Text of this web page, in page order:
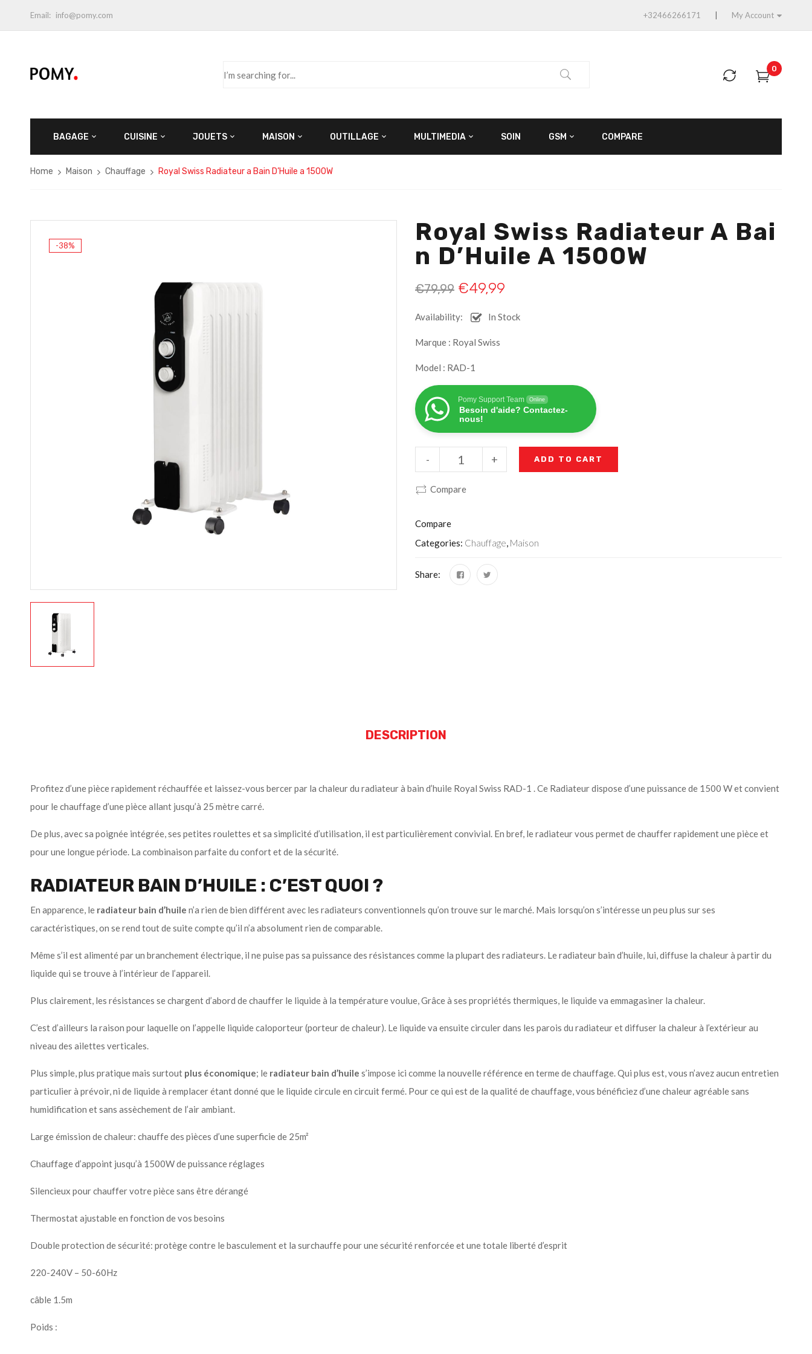
Email: info@pomy.com +32466266171 My Account
0
BAGAGE CUISINE JOUETS MAISON OUTILLAGE MULTIMEDIA SOIN GSM COMPARE
Home Maison Chauffage Royal Swiss Radiateur a Bain D’Huile a 1500W
-38%
Royal Swiss Radiateur A Bai
N D’Huile A 1500W
€79,99 €49,99
Availability: In Stock
Marque : Royal Swiss
Model : RAD-1
Pomy Support Team Online
Besoin d'aide? Contactez-
nous!
+
- ADD TO CART
Compare
Compare
Categories: Chauffage, Maison
Share:
DESCRIPTION
Profitez d’une pièce rapidement réchauffée et laissez-vous bercer par la chaleur du radiateur à bain d’huile Royal Swiss RAD-1 . Ce Radiateur dispose d’une puissance de 1500 W et convient
pour le chauffage d’une pièce allant jusqu’à 25 mètre carré.
De plus, avec sa poignée intégrée, ses petites roulettes et sa simplicité d’utilisation, il est particulièrement convivial. En bref, le radiateur vous permet de chauffer rapidement une pièce et
pour une longue période. La combinaison parfaite du confort et de la sécurité.
RADIATEUR BAIN D’HUILE : C’EST QUOI ?
En apparence, le radiateur bain d’huile n’a rien de bien différent avec les radiateurs conventionnels qu’on trouve sur le marché. Mais lorsqu’on s’intéresse un peu plus sur ses
caractéristiques, on se rend tout de suite compte qu’il n’a absolument rien de comparable.
Même s’il est alimenté par un branchement électrique, il ne puise pas sa puissance des résistances comme la plupart des radiateurs. Le radiateur bain d’huile, lui, diffuse la chaleur à partir du
liquide qui se trouve à l’intérieur de l’appareil.
Plus clairement, les résistances se chargent d’abord de chauffer le liquide à la température voulue, Grâce à ses propriétés thermiques, le liquide va emmagasiner la chaleur.
C’est d’ailleurs la raison pour laquelle on l’appelle liquide caloporteur (porteur de chaleur). Le liquide va ensuite circuler dans les parois du radiateur et diffuser la chaleur à l’extérieur au
niveau des ailettes verticales.
Plus simple, plus pratique mais surtout plus économique; le radiateur bain d’huile s’impose ici comme la nouvelle référence en terme de chauffage. Qui plus est, vous n’avez aucun entretien
particulier à prévoir, ni de liquide à remplacer étant donné que le liquide circule en circuit fermé. Pour ce qui est de la qualité de chauffage, vous bénéficiez d’une chaleur agréable sans
humidification et sans assèchement de l’air ambiant.
Large émission de chaleur: chauffe des pièces d’une superficie de 25m²
Chauffage d’appoint jusqu’à 1500W de puissance réglages
Silencieux pour chauffer votre pièce sans être dérangé
Thermostat ajustable en fonction de vos besoins
Double protection de sécurité: protège contre le basculement et la surchauffe pour une sécurité renforcée et une totale liberté d’esprit
220-240V – 50-60Hz
câble 1.5m
Poids :